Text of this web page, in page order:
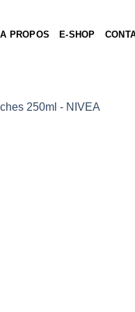
A PROPOS E-SHOP